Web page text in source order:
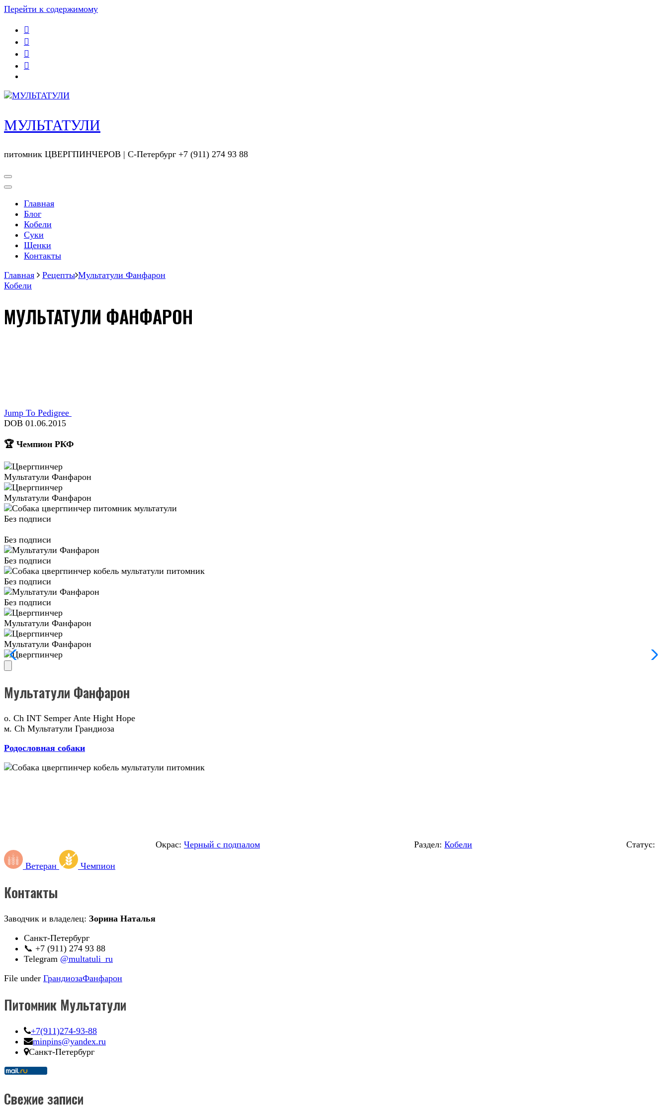
Перейти к содержимому
МУЛЬТАТУЛИ
питомник ЦВЕРГПИНЧЕРОВ | С-Петербург +7 (911) 274 93 88
Главная
Блог
Кобели
Суки
Щенки
Контакты
Главная
Рецепты Мультатули Фанфарон
Кобели
МУЛЬТАТУЛИ ФАНФАРОН
Jump To Pedigree
DOB 01.06.2015
🏆 Чемпион РКФ
Мультатули Фанфарон
Мультатули Фанфарон
Без подписи
Без подписи
Без подписи
Без подписи
Без подписи
Мультатули Фанфарон
Мультатули Фанфарон
Мультатули Фанфарон
о. Ch INT Semper Ante Hight Hope
м. Ch Мультатули Грандиоза
Родословная собаки
Окрас: Черный с подпалом Раздел: Кобели Статус:
Ветеран Чемпион
Контакты
Заводчик и владелец: Зорина Наталья
Санкт-Петербург
📞 +7 (911) 274 93 88
Telegram @multatuli_ru
File under ГрандиозаФанфарон
Питомник Мультатули
+7(911)274-93-88
minpins@yandex.ru
Санкт-Петербург
Свежие записи